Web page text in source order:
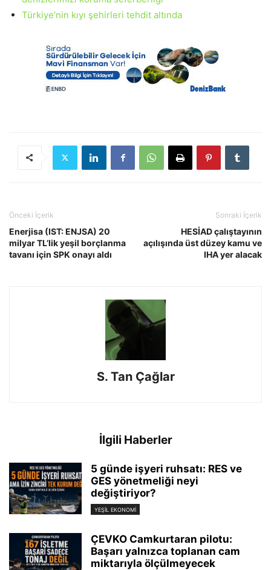
Türkiye’nin kıyı şehirleri tehdit altında
Önceki İçerik
Enerjisa (IST: ENJSA) 20
milyar TL’lik yeşil borçlanma
tavanı için SPK onayı aldı
Sonraki İçerik
HESİAD çalıştayının
açılışında üst düzey kamu ve
IHA yer alacak
S. Tan Çağlar
İlgili Haberler
5 günde işyeri ruhsatı: RES ve
GES yönetmeliği neyi
değiştiriyor?
YEŞIL EKONOMI
ÇEVKO Camkurtaran pilotu:
Başarı yalnızca toplanan cam
miktarıyla ölçülmeyecek